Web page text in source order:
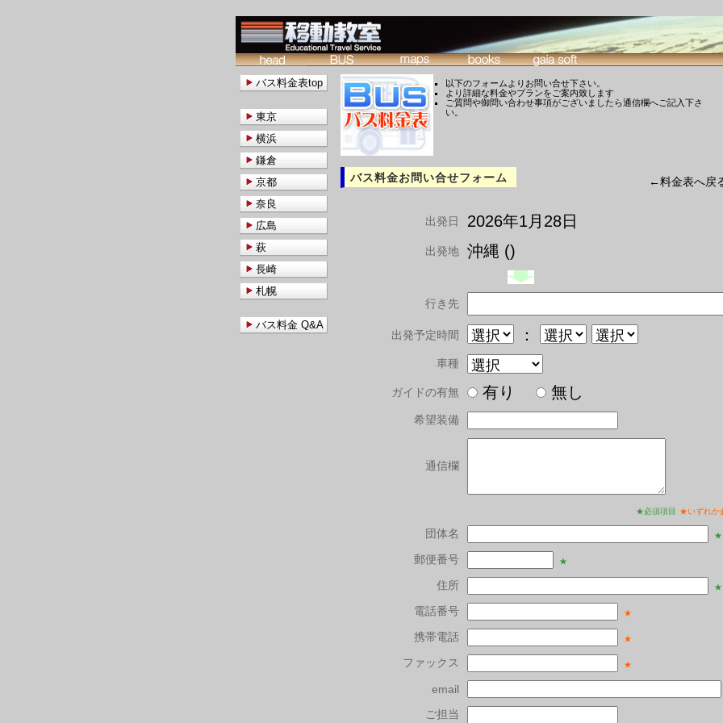
以下のフォームよりお問い合せ下さい。
より詳細な料金やプランをご案内致します
ご質問や御問い合わせ事項がございましたら通信欄へご記入下さ
い。
バス料金お問い合せフォーム ←料金表へ戻
出発日 2026年1月28日
出発地 沖縄 ()
行き先
出発予定時間 ：
車種
ガイドの有無 有り 無し
希望装備
通信欄
★必須項目 ★いずれか
団体名 ★
郵便番号 ★
住所 ★
電話番号 ★
携帯電話 ★
ファックス ★
email
ご担当
バス料金表top
東京
横浜
鎌倉
京都
奈良
広島
萩
長崎
札幌
バス料金 Q&A